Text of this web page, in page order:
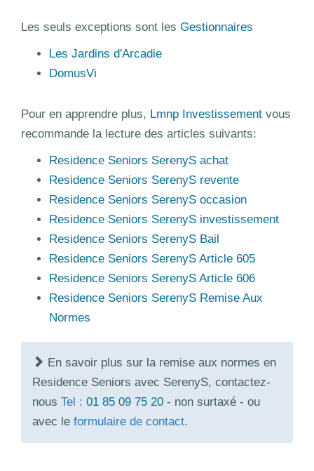
Les seuls exceptions sont les Gestionnaires
Les Jardins d'Arcadie
DomusVi
Pour en apprendre plus, Lmnp Investissement vous
recommande la lecture des articles suivants:
Residence Seniors SerenyS achat
Residence Seniors SerenyS revente
Residence Seniors SerenyS occasion
Residence Seniors SerenyS investissement
Residence Seniors SerenyS Bail
Residence Seniors SerenyS Article 605
Residence Seniors SerenyS Article 606
Residence Seniors SerenyS Remise Aux
Normes
En savoir plus sur la remise aux normes en
Residence Seniors avec SerenyS, contactez-
nous Tel : 01 85 09 75 20 - non surtaxé - ou
avec le formulaire de contact.